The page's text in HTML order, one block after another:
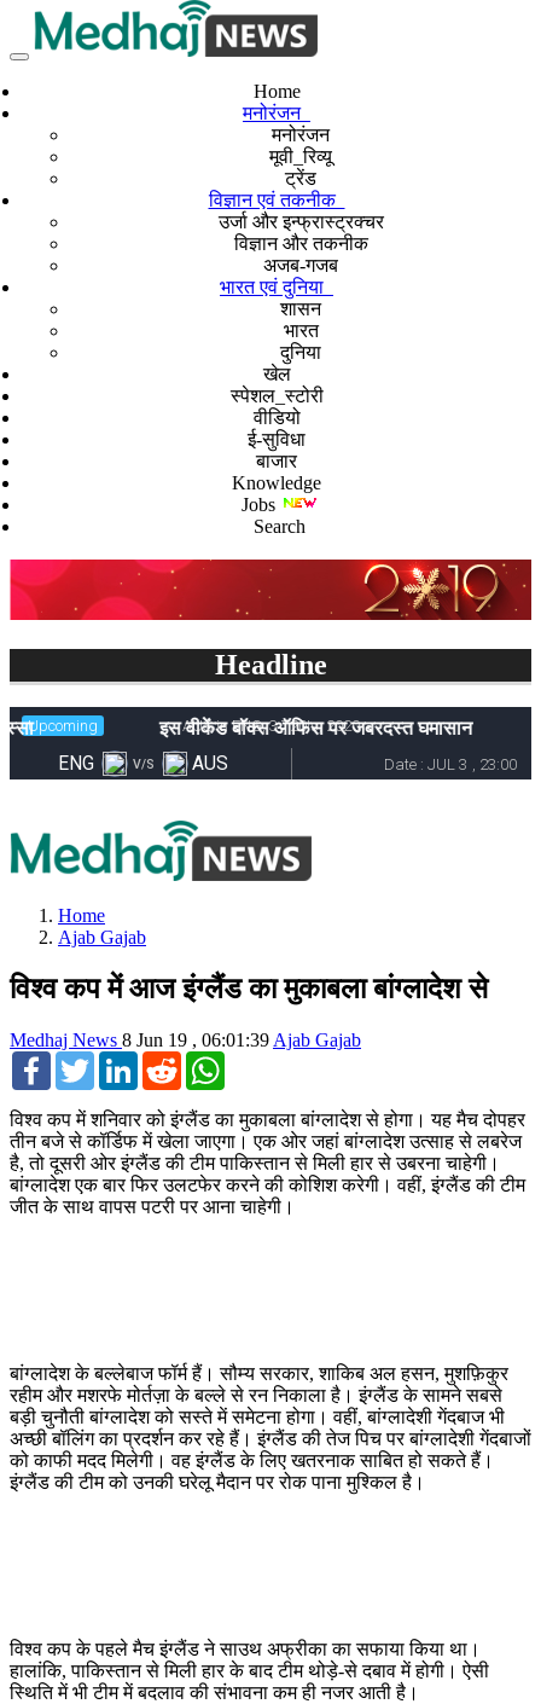
Home
मनोरंजन
मनोरंजन
मूवी_रिव्यू
ट्रेंड
विज्ञान एवं तकनीक
उर्जा और इन्फ्रास्ट्रक्चर
विज्ञान और तकनीक
अजब-गजब
भारत एवं दुनिया
शासन
भारत
दुनिया
खेल
स्पेशल_स्टोरी
वीडियो
ई-सुविधा
बाजार
Knowledge
Jobs
Search
Headline
इस वीकेंड बॉक्स ऑफिस पर जबरदस्त घमासान
Home
Ajab Gajab
विश्व कप में आज इंग्लैंड का मुकाबला बांग्लादेश से
Medhaj News 8 Jun 19 , 06:01:39 Ajab Gajab
FacebookTwitterLinkedInReddit
विश्व कप में शनिवार को इंग्लैंड का मुकाबला बांग्लादेश से होगा। यह मैच दोपहर
तीन बजे से कॉर्डिफ में खेला जाएगा। एक ओर जहां बांग्लादेश उत्साह से लबरेज
है, तो दूसरी ओर इंग्लैंड की टीम पाकिस्तान से मिली हार से उबरना चाहेगी।
बांग्लादेश एक बार फिर उलटफेर करने की कोशिश करेगी। वहीं, इंग्लैंड की टीम
जीत के साथ वापस पटरी पर आना चाहेगी।
बांग्लादेश के बल्लेबाज फॉर्म हैं। सौम्य सरकार, शाकिब अल हसन, मुशफ़िकुर
रहीम और मशरफे मोर्तज़ा के बल्ले से रन निकाला है। इंग्लैंड के सामने सबसे
बड़ी चुनौती बांग्लादेश को सस्ते में समेटना होगा। वहीं, बांग्लादेशी गेंदबाज भी
अच्छी बॉलिंग का प्रदर्शन कर रहे हैं। इंग्लैंड की तेज पिच पर बांग्लादेशी गेंदबाजों
को काफी मदद मिलेगी। वह इंग्लैंड के लिए खतरनाक साबित हो सकते हैं।
इंग्लैंड की टीम को उनकी घरेलू मैदान पर रोक पाना मुश्किल है।
विश्व कप के पहले मैच इंग्लैंड ने साउथ अफ्रीका का सफाया किया था।
हालांकि, पाकिस्तान से मिली हार के बाद टीम थोड़े-से दबाव में होगी। ऐसी
स्थिति में भी टीम में बदलाव की संभावना कम ही नजर आती है।